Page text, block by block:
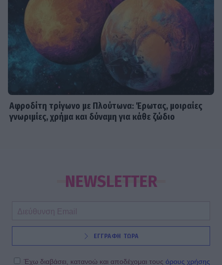
Αφροδίτη τρίγωνο με Πλούτωνα: Έρωτας, μοιραίες
γνωριμίες, χρήμα και δύναμη για κάθε ζώδιο
NEWSLETTER
ΕΓΓΡΑΦΗ ΤΩΡΑ
Έχω διαβάσει, κατανοώ και αποδέχομαι τους όρους χρήσης